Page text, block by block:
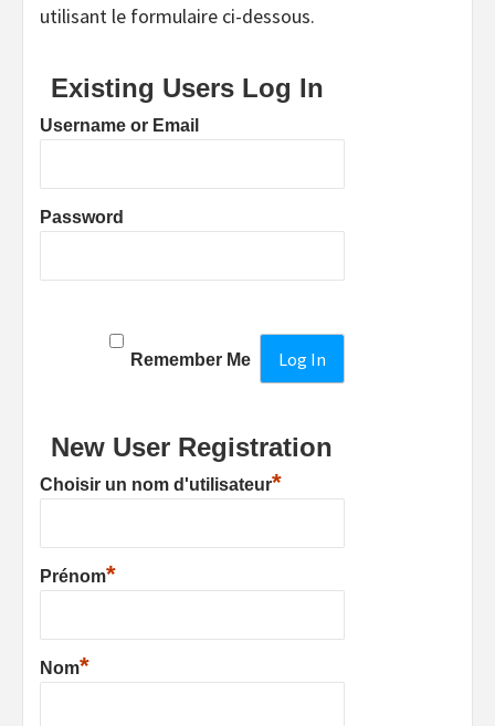
utilisant le formulaire ci-dessous.
Existing Users Log In
Username or Email
Password
Remember Me
New User Registration
Choisir un nom d'utilisateur*
Prénom*
Nom*